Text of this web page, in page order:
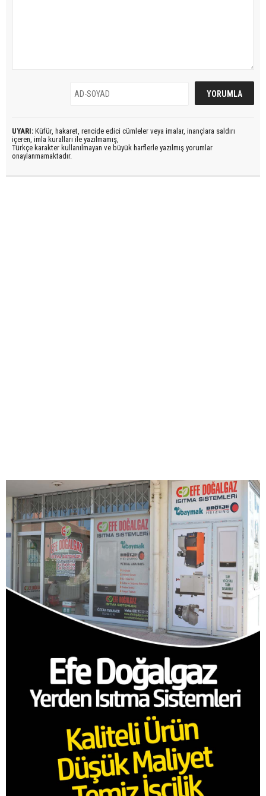
UYARI: Küfür, hakaret, rencide edici cümleler veya imalar, inançlara saldırı
içeren, imla kuralları ile yazılmamış,
Türkçe karakter kullanılmayan ve büyük harflerle yazılmış yorumlar
onaylanmamaktadır.